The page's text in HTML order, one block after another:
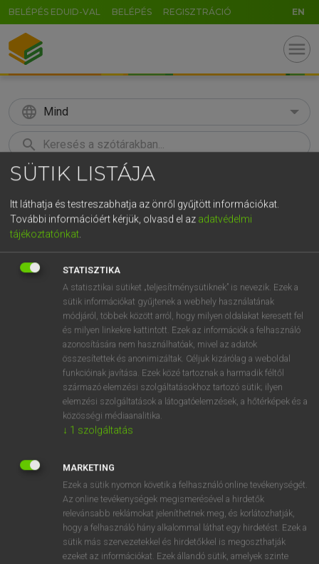
BELÉPÉS EDUID-VAL BELÉPÉS REGISZTRÁCIÓ EN
menu
language Mind
search
KERESÉS
Európai uniós terminológiai szótár
VAN ELŐFIZETÉSED?
Van előfizetésem a teljes szócikk megtekintéséhez.
BELÉPÉS
NINCS ELŐFIZETÉSED?
Nincs regisztrációm és előfizetésem. A szótár 2 órás,
díjmentes próbaverziójának elindításához regisztrálok és
belépek.
SÜTIK LISTÁJA
Itt láthatja és testreszabhatja az önről gyűjtött információkat.
További információért kérjük, olvasd el az adatvédelmi
tájékoztatónkat.
STATISZTIKA
A statisztikai sütiket „teljesítménysütiknek” is nevezik. Ezek a
sütik információkat gyűjtenek a webhely használatának
módjáról, többek között arról, hogy milyen oldalakat keresett fel
és milyen linkekre kattintott. Ezek az információk a felhasználó
azonosítására nem használhatóak, mivel az adatok
összesítettek és anonimizáltak. Céljuk kizárólag a weboldal
funkcióinak javítása. Ezek közé tartoznak a harmadik féltől
származó elemzési szolgáltatásokhoz tartozó sütik; ilyen
elemzési szolgáltatások a látogatóelemzések, a hőtérképek és a
közösségi médiaanalitika.
↓ 1 szolgáltatás
MARKETING
Ezek a sütik nyomon követik a felhasználó online tevékenységét.
Az online tevékenységek megismerésével a hirdetők
relevánsabb reklámokat jeleníthetnek meg, és korlátozhatják,
hogy a felhasználó hány alkalommal láthat egy hirdetést. Ezek a
sütik más szervezetekkel és hirdetőkkel is megoszthatják
ezeket az információkat. Ezek állandó sütik, amelyek szinte
GR
t z u i o p
g h j k l é á ű Ω
n m , . AltGr